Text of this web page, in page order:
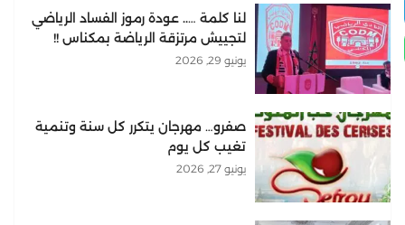
لنا كلمة ….. عودة رموز الفساد الرياضي
لتجييش مرتزقة الرياضة بمكناس !!
يونيو 29, 2026
صفرو… مهرجان يتكرر كل سنة وتنمية
تغيب كل يوم
يونيو 27, 2026